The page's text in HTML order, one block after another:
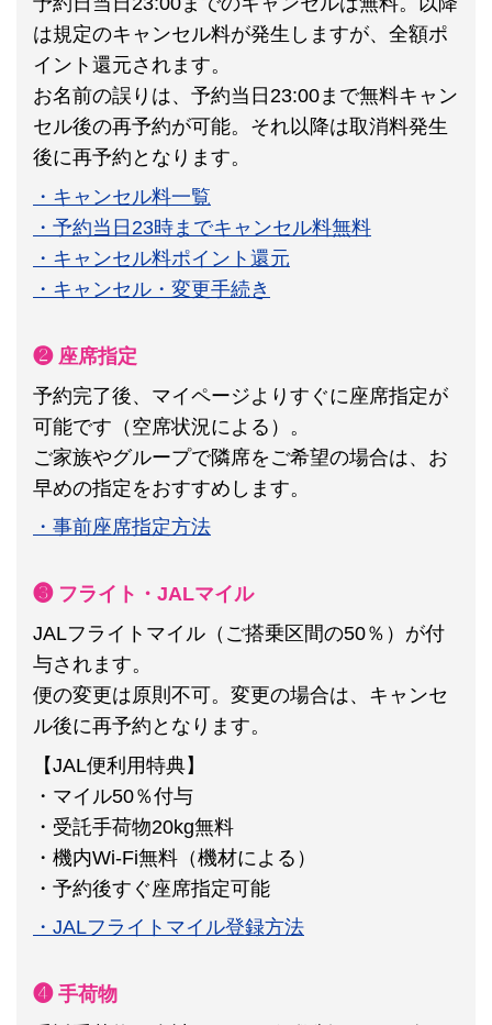
は規定のキャンセル料が発生しますが、全額ポ
イント還元されます。
お名前の誤りは、予約当日23:00まで無料キャン
セル後の再予約が可能。それ以降は取消料発生
後に再予約となります。
・キャンセル料一覧
・予約当日23時までキャンセル料無料
・キャンセル料ポイント還元
・キャンセル・変更手続き
❷ 座席指定
予約完了後、マイページよりすぐに座席指定が
可能です（空席状況による）。
ご家族やグループで隣席をご希望の場合は、お
早めの指定をおすすめします。
・事前座席指定方法
❸ フライト・JALマイル
JALフライトマイル（ご搭乗区間の50％）が付
与されます。
便の変更は原則不可。 変更の場合は、キャンセ
ル後に再予約となります。
【JAL便利用特典】
・マイル50％付与
・受託手荷物20kg無料
・機内Wi-Fi無料（機材による）
・予約後すぐ座席指定可能
・JALフライトマイル登録方法
❹ 手荷物